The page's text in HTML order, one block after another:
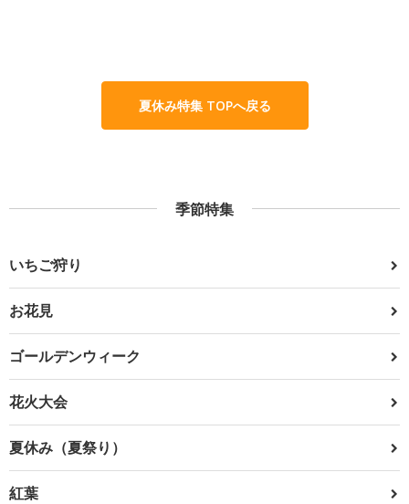
夏休み特集 TOPへ戻る
季節特集
いちご狩り
お花見
ゴールデンウィーク
花火大会
夏休み（夏祭り）
紅葉